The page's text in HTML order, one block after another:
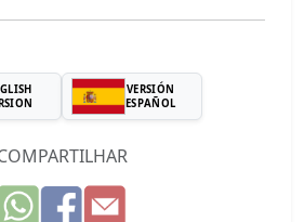
VERSIÓN
ESPAÑOL